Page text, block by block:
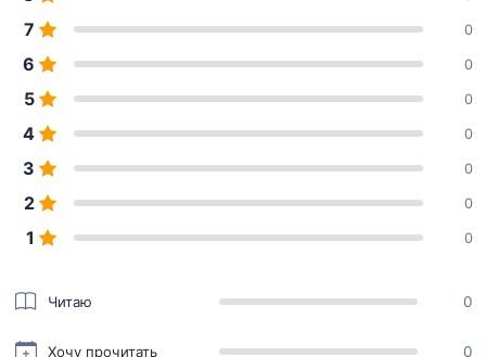
7 0
6 0
5 0
4 0
3 0
2 0
1 0
Читаю 0
Хочу прочитать 0